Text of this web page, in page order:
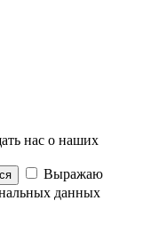
нас о наших
Выражаю
данных